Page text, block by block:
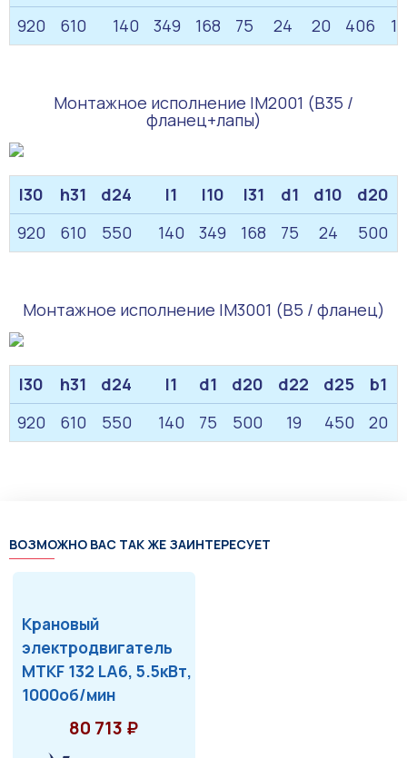
920
610 140 349 168 75 24 20 406 12
Монтажное исполнение IM2001 (B35 /
фланец+лапы)
l30 h31 d24 l1 l10 l31 d1 d10 d20
920
610 550 140 349 168 75 24 500
Монтажное исполнение IM3001 (B5 / фланец)
l30 h31 d24 l1 d1 d20 d22 d25 b1
920
610 550 140 75 500 19 450 20
ВОЗМОЖНО ВАС ТАК ЖЕ ЗАИНТЕРЕСУЕТ
Крановый
электродвигатель
MTKF 132 LA6, 5.5кВт,
1000об/мин
80 713 ₽